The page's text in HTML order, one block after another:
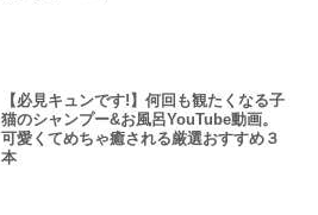
【必見キュンです!】何回も観たくなる子
猫のシャンプー&お風呂YouTube動画。
可愛くてめちゃ癒される厳選おすすめ３
本